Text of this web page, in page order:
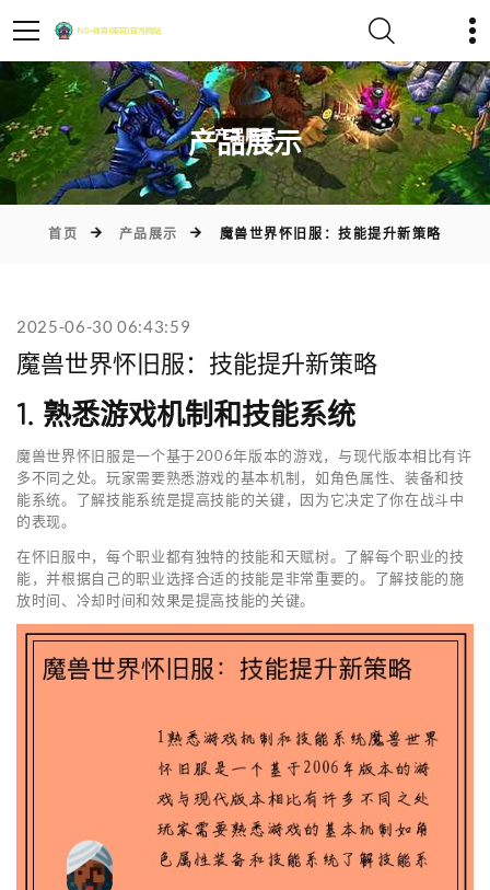
)
产品展示
首页 产品展示 魔兽世界怀旧服：技能提升新策略
2025-06-30 06:43:59
魔兽世界怀旧服：技能提升新策略
1. 熟悉游戏机制和技能系统
魔兽世界怀旧服是一个基于2006年版本的游戏，与现代版本相比有许
多不同之处。玩家需要熟悉游戏的基本机制，如角色属性、装备和技
能系统。了解技能系统是提高技能的关键，因为它决定了你在战斗中
的表现。
在怀旧服中，每个职业都有独特的技能和天赋树。了解每个职业的技
能，并根据自己的职业选择合适的技能是非常重要的。了解技能的施
放时间、冷却时间和效果是提高技能的关键。